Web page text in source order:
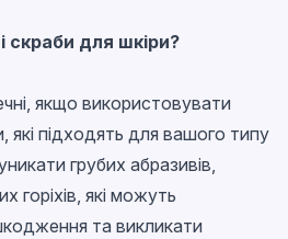
скраби для шкіри?
якщо використовувати
які підходять для вашого типу
грубих абразивів,
горіхів, які можуть
та викликати